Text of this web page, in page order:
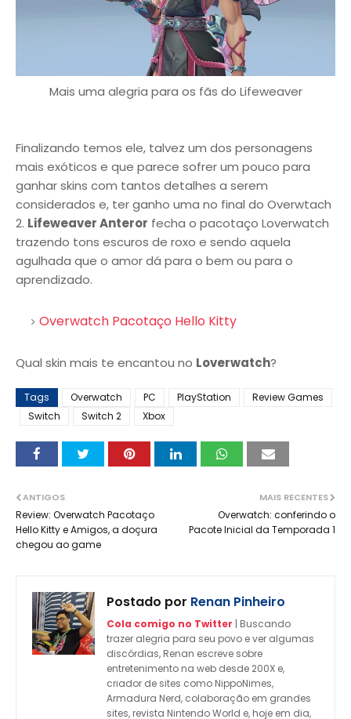
Mais uma alegria para os fãs do Lifeweaver
Finalizando temos ele, talvez um dos personagens
mais exóticos e que parece sofrer um pouco para
ganhar skins com tantos detalhes a serem
considerados e, ter ganho uma no final do Overwtach
2. Lifeweaver Anteror fecha o pacotaço Loverwatch
trazendo tons escuros de roxo e sendo aquela
agulhada que o amor dá para o bem ou para o
aprendizado.
Overwatch Pacotaço Hello Kitty
Qual skin mais te encantou no Loverwatch?
Tags Overwatch PC PlayStation
Review Games
Switch
Switch 2 Xbox
MAIS RECENTES
Overwatch: conferindo o
Pacote Inicial da Temporada 1
ANTIGOS
Review: Overwatch Pacotaço
Hello Kitty e Amigos, a doçura
chegou ao game
Postado por Renan Pinheiro
Cola comigo no Twitter | Buscando
trazer alegria para seu povo e ver algumas
discórdias, Renan escreve sobre
entretenimento na web desde 200X e,
criador de sites como NippoNimes,
Armadura Nerd, colaboração em grandes
sites, revista Nintendo World e, hoje em dia,